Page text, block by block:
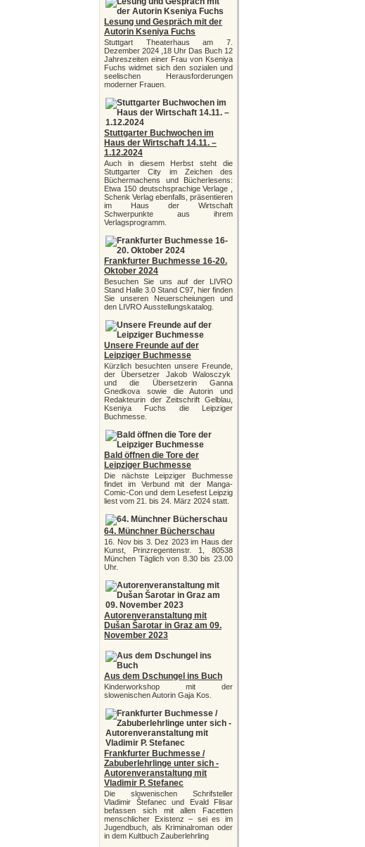
Lesung und Gespräch mit der
Autorin Kseniya Fuchs
Stuttgart Theaterhaus am 7.
Dezember 2024 ,18 Uhr Das Buch 12
Jahreszeiten einer Frau von Kseniya
Fuchs widmet sich den sozialen und
seelischen Herausforderungen
moderner Frauen.
Stuttgarter Buchwochen im
Haus der Wirtschaft 14.11. –
1.12.2024
Auch in diesem Herbst steht die
Stuttgarter City im Zeichen des
Büchermachens und Bücherlesens:
Etwa 150 deutschsprachige Verlage ,
Schenk Verlag ebenfalls, präsentieren
im Haus der Wirtschaft
Schwerpunkte aus ihrem
Verlagsprogramm.
Frankfurter Buchmesse 16-20.
Oktober 2024
Besuchen Sie uns auf der LIVRO
Stand Halle 3.0 Stand C97, hier finden
Sie unseren Neuerscheiungen und
den LIVRO Ausstellungskatalog.
Unsere Freunde auf der
Leipziger Buchmesse
Kürzlich besuchten unsere Freunde,
der Übersetzer Jakob Walosczyk
und die Übersetzerin Ganna
Gnedkova sowie die Autorin und
Redakteurin der Zeitschrift Gelblau,
Kseniya Fuchs die Leipziger
Buchmesse.
Bald öffnen die Tore der
Leipziger Buchmesse
Die nächste Leipziger Buchmesse
findet im Verbund mit der Manga-
Comic-Con und dem Lesefest Leipzig
liest vom 21. bis 24. März 2024 statt.
64. Münchner Bücherschau
16. Nov bis 3. Dez 2023 im Haus der
Kunst, Prinzregentenstr. 1, 80538
München Täglich von 8.30 bis 23.00
Uhr.
Autorenveranstaltung mit
Dušan Šarotar in Graz am 09.
November 2023
Aus dem Dschungel ins Buch
Kinderworkshop mit der
slowenischen Autorin Gaja Kos.
Frankfurter Buchmesse /
Zabuberlehrlinge unter sich -
Autorenveranstaltung mit
Vladimir P. Stefanec
Die slowenischen Schrifsteller
Vladimir Štefanec und Evald Flisar
befassen sich mit allen Facetten
menschlicher Existenz – sei es im
Jugendbuch, als Kriminalroman oder
in dem Kultbuch Zauberlehrling